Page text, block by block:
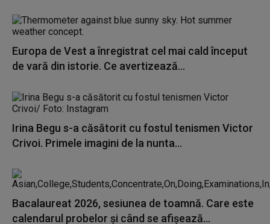
Europa de Vest a înregistrat cel mai cald început
de vară din istorie. Ce avertizează...
Irina Begu s-a căsătorit cu fostul tenismen Victor
Crivoi. Primele imagini de la nunta...
Bacalaureat 2026, sesiunea de toamnă. Care este
calendarul probelor și când se afișează...